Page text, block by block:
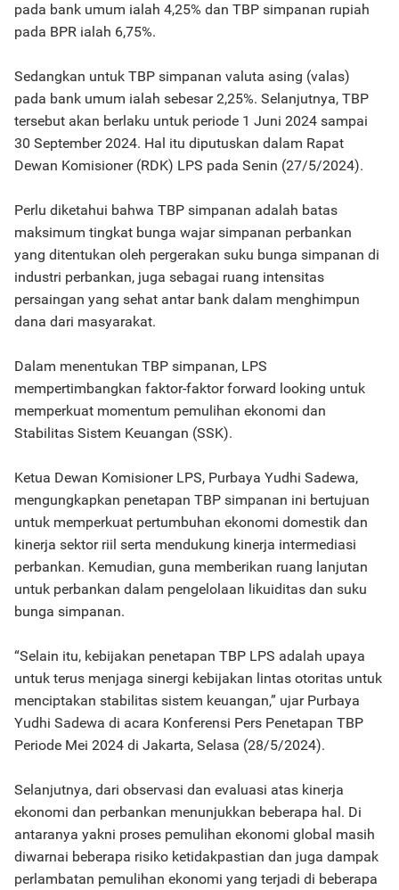
pada bank umum ialah 4,25% dan TBP simpanan rupiah
pada BPR ialah 6,75%.
Sedangkan untuk TBP simpanan valuta asing (valas)
pada bank umum ialah sebesar 2,25%. Selanjutnya, TBP
tersebut akan berlaku untuk periode 1 Juni 2024 sampai
30 September 2024. Hal itu diputuskan dalam Rapat
Dewan Komisioner (RDK) LPS pada Senin (27/5/2024).
Perlu diketahui bahwa TBP simpanan adalah batas
maksimum tingkat bunga wajar simpanan perbankan
yang ditentukan oleh pergerakan suku bunga simpanan di
industri perbankan, juga sebagai ruang intensitas
persaingan yang sehat antar bank dalam menghimpun
dana dari masyarakat.
Dalam menentukan TBP simpanan, LPS
mempertimbangkan faktor-faktor forward looking untuk
memperkuat momentum pemulihan ekonomi dan
Stabilitas Sistem Keuangan (SSK).
Ketua Dewan Komisioner LPS, Purbaya Yudhi Sadewa,
mengungkapkan penetapan TBP simpanan ini bertujuan
untuk memperkuat pertumbuhan ekonomi domestik dan
kinerja sektor riil serta mendukung kinerja intermediasi
perbankan. Kemudian, guna memberikan ruang lanjutan
untuk perbankan dalam pengelolaan likuiditas dan suku
bunga simpanan.
“Selain itu, kebijakan penetapan TBP LPS adalah upaya
untuk terus menjaga sinergi kebijakan lintas otoritas untuk
menciptakan stabilitas sistem keuangan,” ujar Purbaya
Yudhi Sadewa di acara Konferensi Pers Penetapan TBP
Periode Mei 2024 di Jakarta, Selasa (28/5/2024).
Selanjutnya, dari observasi dan evaluasi atas kinerja
ekonomi dan perbankan menunjukkan beberapa hal. Di
antaranya yakni proses pemulihan ekonomi global masih
diwarnai beberapa risiko ketidakpastian dan juga dampak
perlambatan pemulihan ekonomi yang terjadi di beberapa